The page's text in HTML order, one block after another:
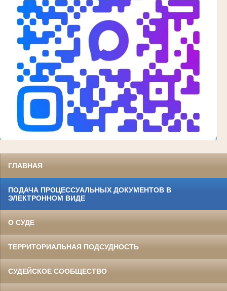
ГЛАВНАЯ
ПОДАЧА ПРОЦЕССУАЛЬНЫХ ДОКУМЕНТОВ В
ЭЛЕКТРОННОМ ВИДЕ
О СУДЕ
ТЕРРИТОРИАЛЬНАЯ ПОДСУДНОСТЬ
СУДЕЙСКОЕ СООБЩЕСТВО